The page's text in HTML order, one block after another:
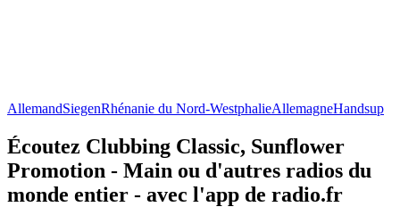
AllemandSiegenRhénanie du Nord-WestphalieAllemagneHandsup
Écoutez Clubbing Classic, Sunflower
Promotion - Main ou d'autres radios du
monde entier - avec l'app de radio.fr